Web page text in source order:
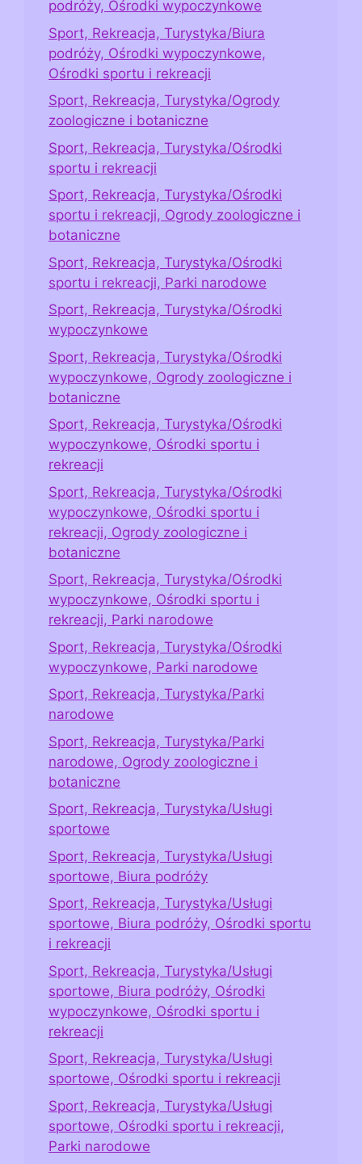
podróży, Ośrodki wypoczynkowe
Sport, Rekreacja, Turystyka/Biura
podróży, Ośrodki wypoczynkowe,
Ośrodki sportu i rekreacji
Sport, Rekreacja, Turystyka/Ogrody
zoologiczne i botaniczne
Sport, Rekreacja, Turystyka/Ośrodki
sportu i rekreacji
Sport, Rekreacja, Turystyka/Ośrodki
sportu i rekreacji, Ogrody zoologiczne i
botaniczne
Sport, Rekreacja, Turystyka/Ośrodki
sportu i rekreacji, Parki narodowe
Sport, Rekreacja, Turystyka/Ośrodki
wypoczynkowe
Sport, Rekreacja, Turystyka/Ośrodki
wypoczynkowe, Ogrody zoologiczne i
botaniczne
Sport, Rekreacja, Turystyka/Ośrodki
wypoczynkowe, Ośrodki sportu i
rekreacji
Sport, Rekreacja, Turystyka/Ośrodki
wypoczynkowe, Ośrodki sportu i
rekreacji, Ogrody zoologiczne i
botaniczne
Sport, Rekreacja, Turystyka/Ośrodki
wypoczynkowe, Ośrodki sportu i
rekreacji, Parki narodowe
Sport, Rekreacja, Turystyka/Ośrodki
wypoczynkowe, Parki narodowe
Sport, Rekreacja, Turystyka/Parki
narodowe
Sport, Rekreacja, Turystyka/Parki
narodowe, Ogrody zoologiczne i
botaniczne
Sport, Rekreacja, Turystyka/Usługi
sportowe
Sport, Rekreacja, Turystyka/Usługi
sportowe, Biura podróży
Sport, Rekreacja, Turystyka/Usługi
sportowe, Biura podróży, Ośrodki sportu
i rekreacji
Sport, Rekreacja, Turystyka/Usługi
sportowe, Biura podróży, Ośrodki
wypoczynkowe, Ośrodki sportu i
rekreacji
Sport, Rekreacja, Turystyka/Usługi
sportowe, Ośrodki sportu i rekreacji
Sport, Rekreacja, Turystyka/Usługi
sportowe, Ośrodki sportu i rekreacji,
Parki narodowe